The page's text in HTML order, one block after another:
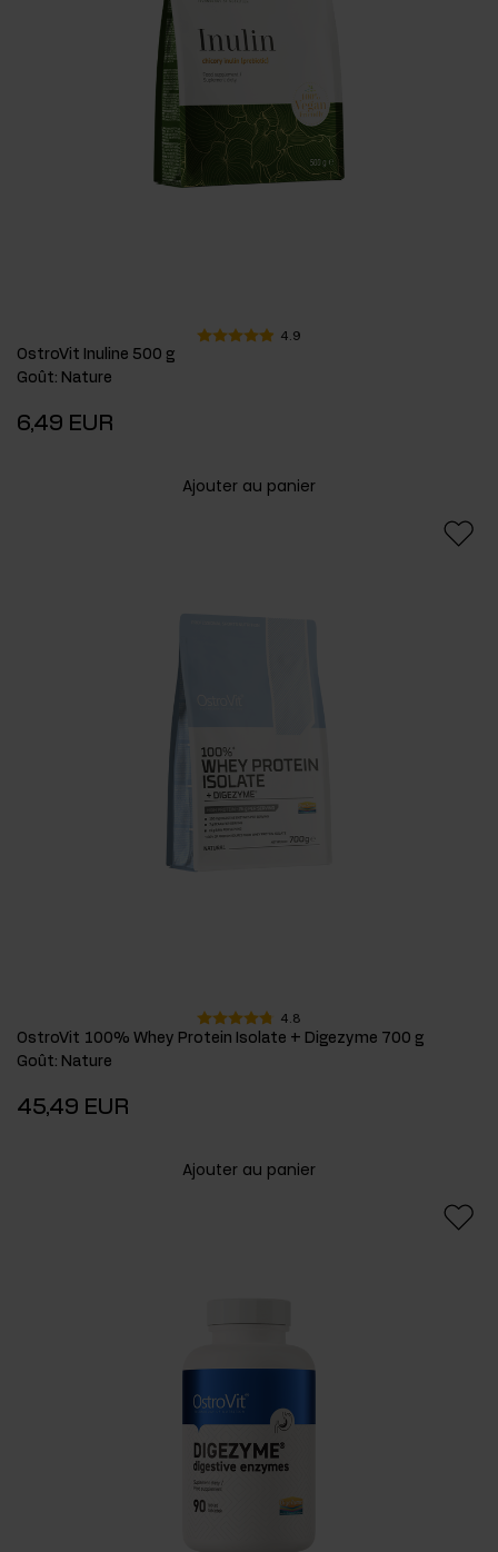
4.9
OstroVit Inuline 500 g
Goût: Nature
6,49 EUR
Ajouter au panier
4.8
OstroVit 100% Whey Protein Isolate + Digezyme 700 g
Goût: Nature
45,49 EUR
Ajouter au panier